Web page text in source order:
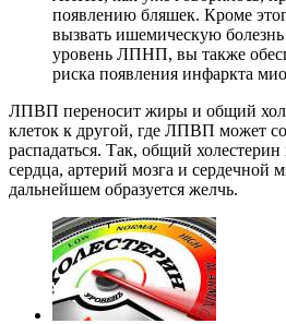
появлению бляшек. Кроме
вызвать ишемическую
уровень ЛПНП, вы также
риска появления инфаркта
ЛПВП переносит жиры и общий
клеток к другой, где ЛПВП может
распадаться. Так, общий холестерин
сердца, артерий мозга и сердечной
дальнейшем образуется желчь.